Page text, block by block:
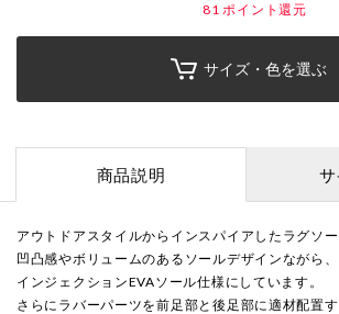
81 ポイント還元
サイズ・色を選ぶ
商品説明
アウトドアスタイルからインスパイアしたラグソー
凹凸感やボリュームのあるソールデザインながら
インジェクションEVAソール仕様にしています。
さらにラバーパーツを前足部と後足部に適材配置